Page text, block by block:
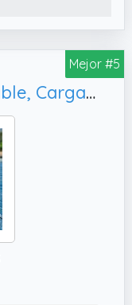
Mejor #5
GOPLUS Tubo Remolcable, Carga 231 Kg